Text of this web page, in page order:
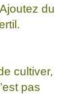
du
cultiver,
pas